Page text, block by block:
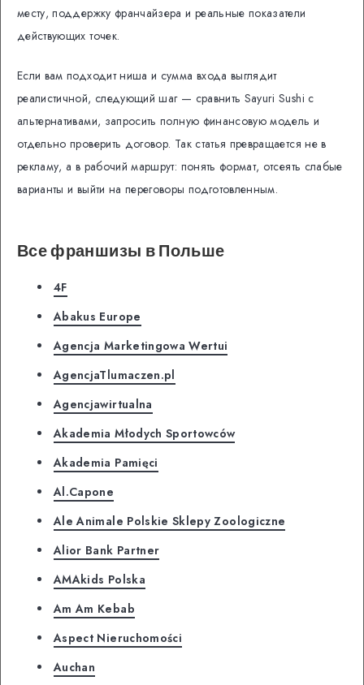
месту, поддержку франчайзера и реальные показатели
действующих точек.
Если вам подходит ниша и сумма входа выглядит
реалистичной, следующий шаг — сравнить Sayuri Sushi с
альтернативами, запросить полную финансовую модель и
отдельно проверить договор. Так статья превращается не в
рекламу, а в рабочий маршрут: понять формат, отсеять слабые
варианты и выйти на переговоры подготовленным.
Все франшизы в Польше
4F
Abakus Europe
Agencja Marketingowa Wertui
AgencjaTlumaczen.pl
Agencjawirtualna
Akademia Młodych Sportowców
Akademia Pamięci
Al.Capone
Ale Animale Polskie Sklepy Zoologiczne
Alior Bank Partner
AMAkids Polska
Am Am Kebab
Aspect Nieruchomości
Auchan